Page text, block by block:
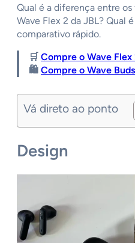
Qual é a diferença entre os
Wave Flex 2 da JBL? Qual
comparativo rápido.
🛒 Compre o Wave
🛍️ Compre o Wave
Vá direto ao ponto
Design